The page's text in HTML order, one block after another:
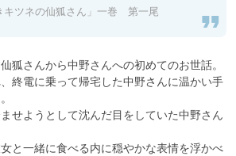
キツネの仙狐さん」一巻 第一尾
狐さんから中野さんへの初めてのお世話。
終電に乗って帰宅した中野さんに温かい手
せようとして沈んだ目をしていた中野さん
と一緒に食べる内に穏やかな表情を浮かべ